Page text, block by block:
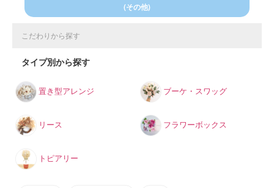
(その他)
こだわりから探す
タイプ別から探す
置き型アレンジ ブーケ・スワッグ
リース フラワーボックス
トピアリー